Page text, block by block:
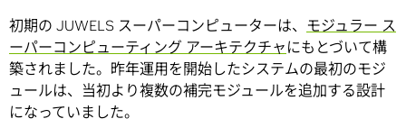
初期の JUWELS スーパーコンピューターは、 モジュラー ス
ーパーコンピューティング アーキテクチャ にもとづいて構
築されました。昨年運用を開始したシステムの最初のモジ
ュールは、当初より複数の補完モジュールを追加する設計
になっていました。